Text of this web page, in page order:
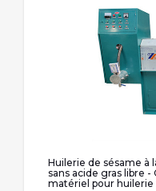
Huilerie de sésame à
sans acide gras libre
matériel pour huilerie